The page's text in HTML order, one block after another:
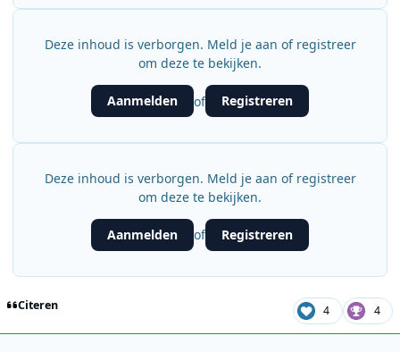
Deze inhoud is verborgen. Meld je aan of registreer
om deze te bekijken.
Aanmelden of Registreren
Deze inhoud is verborgen. Meld je aan of registreer
om deze te bekijken.
Aanmelden of Registreren
Citeren 4 4